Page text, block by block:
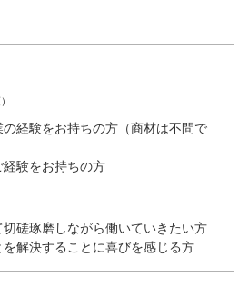
の経験をお持ちの方（商材は不問で
経験をお持ちの方
切磋琢磨しながら働いていきたい方
を解決することに喜びを感じる方